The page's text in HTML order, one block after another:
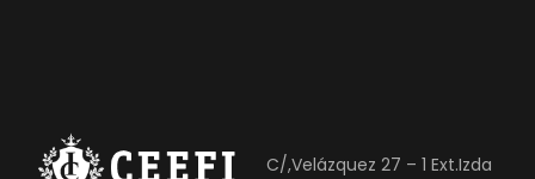
C/,Velázquez 27 – 1 Ext.Izda